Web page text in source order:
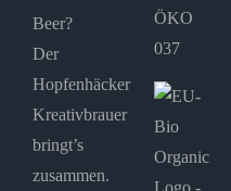
Beer?
Der
Hopfenhäcker
Kreativbrauer
bringt’s
zusammen.
ÖKO
037